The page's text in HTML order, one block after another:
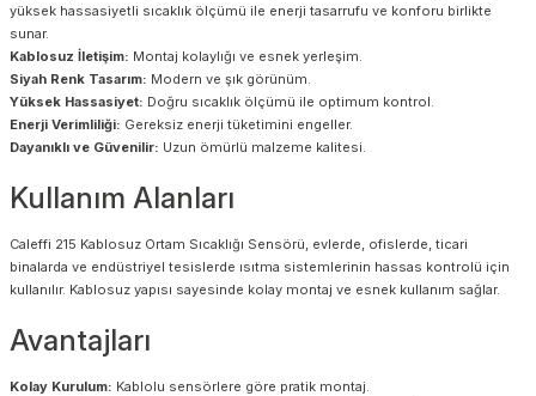
yüksek hassasiyetli sıcaklık ölçümü ile enerji tasarrufu ve konforu birlikte
sunar.
Kablosuz İletişim: Montaj kolaylığı ve esnek yerleşim.
Siyah Renk Tasarım: Modern ve şık görünüm.
Yüksek Hassasiyet: Doğru sıcaklık ölçümü ile optimum kontrol.
Enerji Verimliliği: Gereksiz enerji tüketimini engeller.
Dayanıklı ve Güvenilir: Uzun ömürlü malzeme kalitesi.
Kullanım Alanları
Caleffi 215 Kablosuz Ortam Sıcaklığı Sensörü, evlerde, ofislerde, ticari
binalarda ve endüstriyel tesislerde ısıtma sistemlerinin hassas kontrolü için
kullanılır. Kablosuz yapısı sayesinde kolay montaj ve esnek kullanım sağlar.
Avantajları
Kolay Kurulum: Kablolu sensörlere göre pratik montaj.